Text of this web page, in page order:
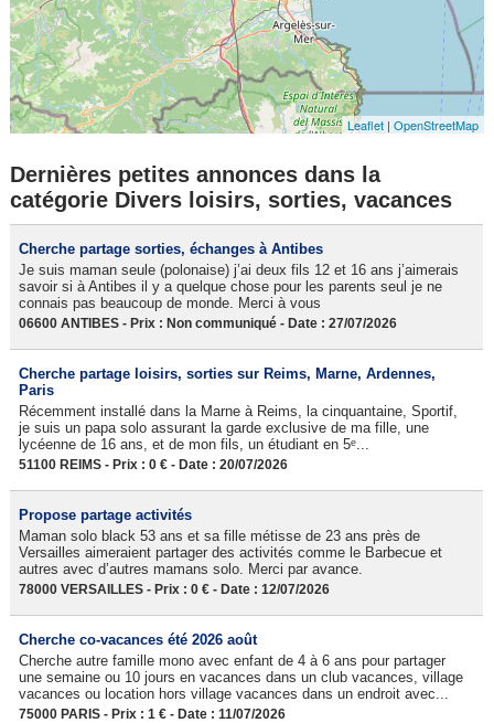
Leaflet |OpenStreetMap
Dernières petites annonces dans la
catégorie Divers loisirs, sorties, vacances
Cherche partage sorties, échanges à Antibes
Je suis maman seule (polonaise) j’ai deux fils 12 et 16 ans j’aimerais
savoir si à Antibes il y a quelque chose pour les parents seul je ne
connais pas beaucoup de monde. Merci à vous
06600 ANTIBES - Prix : Non communiqué - Date : 27/07/2026
Cherche partage loisirs, sorties sur Reims, Marne, Ardennes,
Paris
Récemment installé dans la Marne à Reims, la cinquantaine, Sportif,
je suis un papa solo assurant la garde exclusive de ma fille, une
lycéenne de 16 ans, et de mon fils, un étudiant en 5ᵉ...
51100 REIMS - Prix : 0 € - Date : 20/07/2026
Propose partage activités
Maman solo black 53 ans et sa fille métisse de 23 ans près de
Versailles aimeraient partager des activités comme le Barbecue et
autres avec d’autres mamans solo. Merci par avance.
78000 VERSAILLES - Prix : 0 € - Date : 12/07/2026
Cherche co-vacances été 2026 août
Cherche autre famille mono avec enfant de 4 à 6 ans pour partager
une semaine ou 10 jours en vacances dans un club vacances, village
vacances ou location hors village vacances dans un endroit avec...
75000 PARIS - Prix : 1 € - Date : 11/07/2026